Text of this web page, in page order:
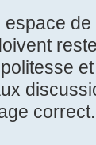
espace
correct.